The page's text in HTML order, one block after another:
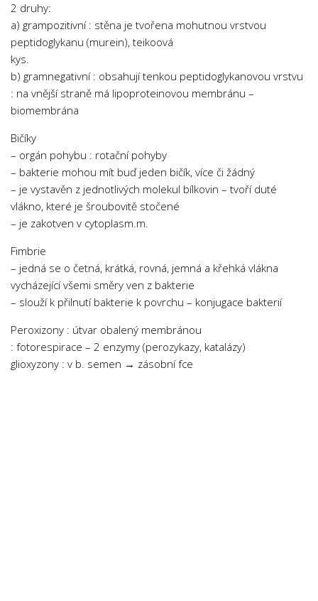
2 druhy:
a) grampozitivní : stěna je tvořena mohutnou vrstvou
peptidoglykanu (murein), teikoová
kys.
b) gramnegativní : obsahují tenkou peptidoglykanovou vrstvu
: na vnější straně má lipoproteinovou membránu –
biomembrána
Bičíky
– orgán pohybu : rotační pohyby
– bakterie mohou mít buď jeden bičík, více či žádný
– je vystavěn z jednotlivých molekul bílkovin – tvoří duté
vlákno, které je šroubovitě stočené
– je zakotven v cytoplasm.m.
Fimbrie
– jedná se o četná, krátká, rovná, jemná a křehká vlákna
vycházející všemi směry ven z bakterie
– slouží k přilnutí bakterie k povrchu – konjugace bakterií
Peroxizony : útvar obalený membránou
: fotorespirace – 2 enzymy (perozykazy, katalázy)
glioxyzony : v b. semen → zásobní fce